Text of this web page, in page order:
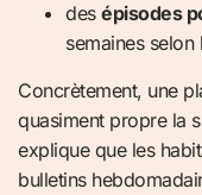
des épisodes
semaines
Concrètement, une
quasiment propre la
explique que les
bulletins